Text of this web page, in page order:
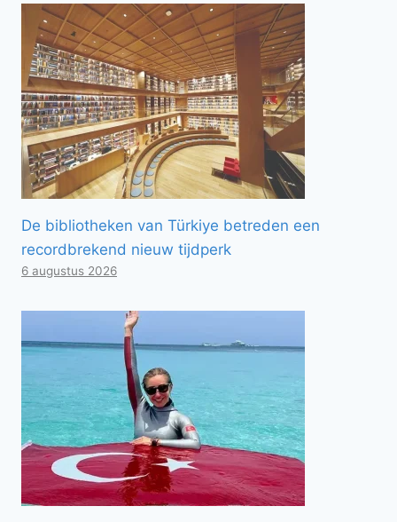
De bibliotheken van Türkiye betreden een
recordbrekend nieuw tijdperk
6 augustus 2026